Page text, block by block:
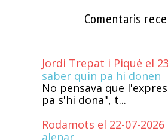
Comentaris
Jordi Trepat i Piqué el
saber quin pa hi donen
No pensava que
pa s'hi dona", t...
Rodamots el 22-07-2026
alenar